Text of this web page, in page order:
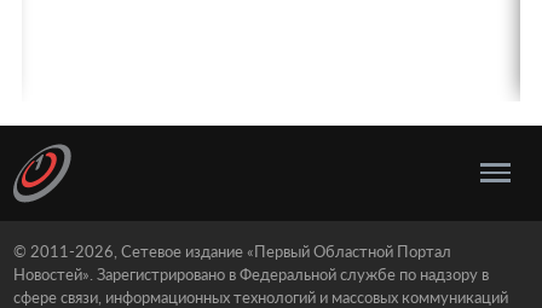
© 2011-2026, Сетевое издание «Первый Областной Портал
Новостей». Зарегистрировано в Федеральной службе по надзору в
сфере связи, информационных технологий и массовых коммуникаций